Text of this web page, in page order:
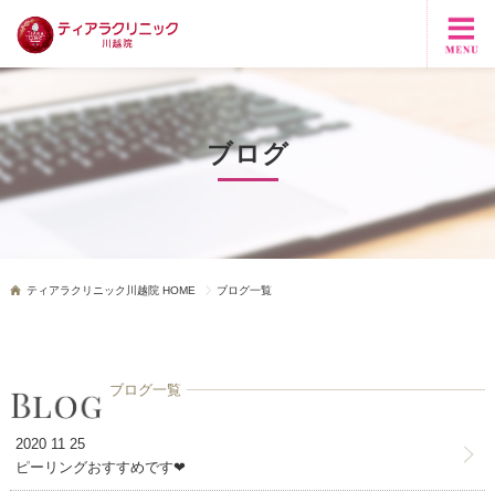
ブログ
ティアラクリニック川越院 HOME ブログ一覧
ブログ一覧
2020 11 25
ピーリングおすすめです❤